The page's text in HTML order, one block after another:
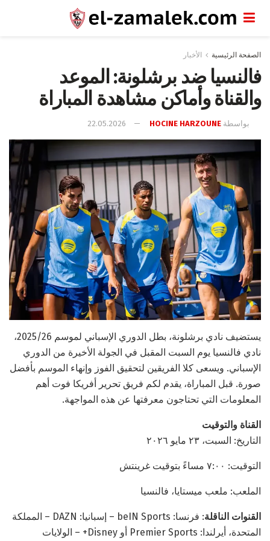
الصفحة الرئيسية الأخبار
فالنسيا ضد برشلونة: الموعد
والقناة وأماكن مشاهدة المباراة
بواسطة HOCINE HARZOUNE
22.05.2026
يستضيف نادي برشلونة، بطل الدوري الإسباني لموسم 2025/26،
نادي فالنسيا يوم السبت المقبل في الجولة الأخيرة من الدوري
الإسباني. ويسعى كلا الفريقين لتحقيق الفوز وإنهاء الموسم بأفضل
صورة. قبل المباراة، يقدم لكم فريق تحرير أفريكا فوت أهم
المعلومات التي تحتاجون معرفتها عن هذه المواجهة.
القناة والتوقيت
التاريخ: السبت، ٢٣ مايو ٢٠٢٦
التوقيت: ٧:٠٠ مساءً بتوقيت غرينتش
الملعب: ملعب ميستايا، فالنسيا
القنوات الناقلة
: فرنسا: beIN Sports – إسبانيا: DAZN – المملكة
المتحدة، أيرلندا: Premier Sports أو Disney+ – الولايات